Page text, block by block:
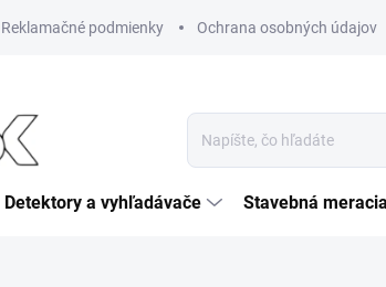
Reklamačné podmienky Ochrana osobných údajov
Detektory a vyhľadávače Stavebná